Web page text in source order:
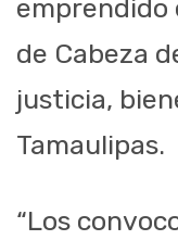
emprendido
de Cabeza
justicia,
Tamaulipas.
“Los